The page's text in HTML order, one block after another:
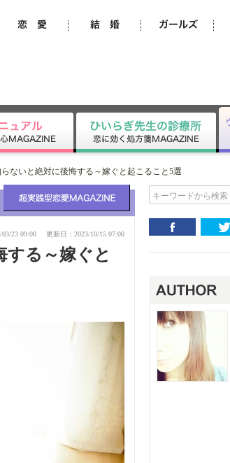
ないと絶対に後悔する～嫁ぐと起こること5選
23 09:00 更新日：2023/10/15 07:00
する～嫁ぐと
キーワードから検索